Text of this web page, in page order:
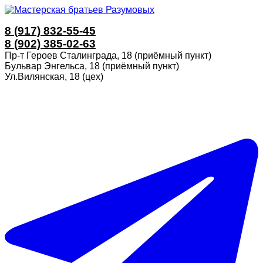
8 (917) 832-55-45
8 (902) 385-02-63
Пр-т Героев Сталинграда, 18 (приёмный пункт)
Бульвар Энгельса, 18 (приёмный пункт)
Ул.Вилянская, 18 (цех)